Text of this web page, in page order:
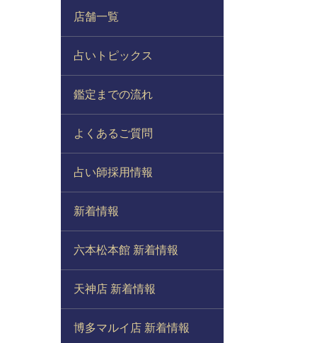
店舗一覧
占いトピックス
鑑定までの流れ
よくあるご質問
占い師採用情報
新着情報
六本松本館 新着情報
天神店 新着情報
博多マルイ店 新着情報